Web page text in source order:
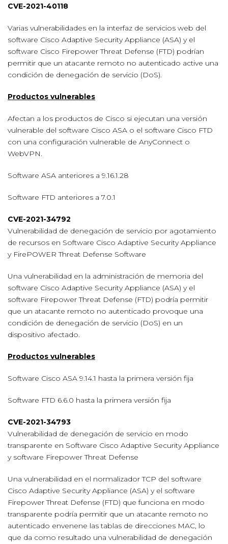
CVE-2021-40118
Varias vulnerabilidades en la interfaz de servicios web del
software Cisco Adaptive Security Appliance (ASA) y el
software Cisco Firepower Threat Defense (FTD) podrían
permitir que un atacante remoto no autenticado active una
condición de denegación de servicio (DoS).
Productos vulnerables
Afectan a los productos de Cisco si ejecutan una versión
vulnerable del software Cisco ASA o el software Cisco FTD
con una configuración vulnerable de AnyConnect o
WebVPN.
Software ASA anteriores a 9.16.1.28
Software FTD anteriores a 7.0.1
CVE-2021-34792
Vulnerabilidad de denegación de servicio por agotamiento
de recursos en Software Cisco Adaptive Security Appliance
y FirePOWER Threat Defense Software
Una vulnerabilidad en la administración de memoria del
software Cisco Adaptive Security Appliance (ASA) y el
software Firepower Threat Defense (FTD) podría permitir
que un atacante remoto no autenticado provoque una
condición de denegación de servicio (DoS) en un
dispositivo afectado.
Productos vulnerables
Software Cisco ASA 9.14.1 hasta la primera versión fija
Software FTD 6.6.0 hasta la primera versión fija
CVE-2021-34793
Vulnerabilidad de denegación de servicio en modo
transparente en Software Cisco Adaptive Security Appliance
y software Firepower Threat Defense
Una vulnerabilidad en el normalizador TCP del software
Cisco Adaptive Security Appliance (ASA) y el software
Firepower Threat Defense (FTD) que funciona en modo
transparente podría permitir que un atacante remoto no
autenticado envenene las tablas de direcciones MAC, lo
que da como resultado una vulnerabilidad de denegación